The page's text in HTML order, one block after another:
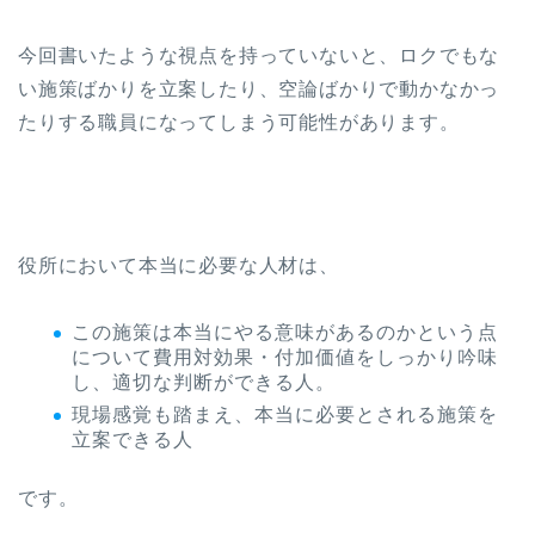
今回書いたような視点を持っていないと、ロクでもな
い施策ばかりを立案したり、空論ばかりで動かなかっ
たりする職員になってしまう可能性があります。
役所において本当に必要な人材は、
この施策は本当にやる意味があるのかという点
について費用対効果・付加価値をしっかり吟味
し、適切な判断ができる人。
現場感覚も踏まえ、本当に必要とされる施策を
立案できる人
です。